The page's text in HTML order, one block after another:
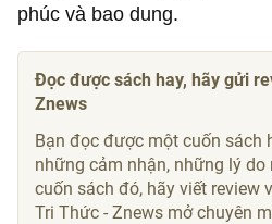
phúc và bao dung.
Đọc được sách hay, hãy gửi
Znews
Bạn đọc được một cuốn sách
những cảm nhận, những lý
cuốn sách đó, hãy viết review
Tri Thức - Znews mở chuyên